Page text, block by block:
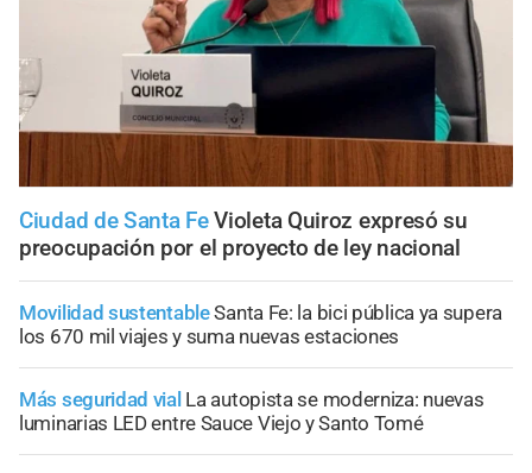
Ciudad de Santa Fe Violeta Quiroz expresó su
preocupación por el proyecto de ley nacional
Movilidad sustentableSanta Fe: la bici pública ya supera
los 670 mil viajes y suma nuevas estaciones
Más seguridad vial La autopista se moderniza: nuevas
luminarias LED entre Sauce Viejo y Santo Tomé